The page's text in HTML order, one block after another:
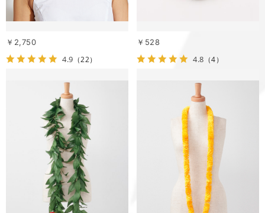
￥2,750
4.9 （22）
￥528
4.8 （4）